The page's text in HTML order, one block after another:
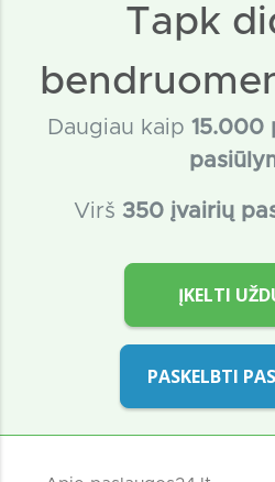
Tapk
Daugiau kaip 15.000
Virš 350 įvairių
ĮKELTI
PASKELBTI